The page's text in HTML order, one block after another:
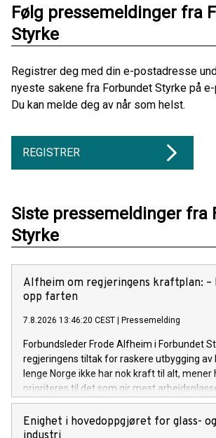
Følg pressemeldinger fra
Styrke
Registrer deg med din e-postadresse
nyeste sakene fra Forbundet Styrke på
Du kan melde deg av når som helst.
REGISTRER
Siste pressemeldinger fra
Styrke
Alfheim om regjeringens kraftplan: –
opp farten
7.8.2026 13:46:20 CEST | Pressemelding
Forbundsleder Frode Alfheim i Forbundet
regjeringens tiltak for raskere utbygging av
lenge Norge ikke har nok kraft til alt,
prioriteres til det som gir mest
verdiskaping.
Enighet i hovedoppgjøret for glass-